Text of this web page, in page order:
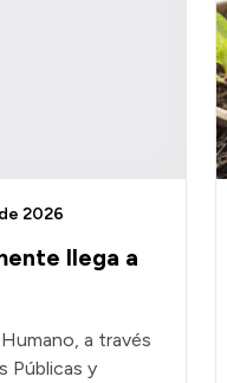
llega a
2026
a través
Públicas y